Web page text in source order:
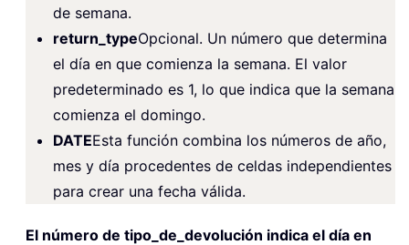
de semana.
return_typeOpcional. Un número que determina
el día en que comienza la semana. El valor
predeterminado es 1, lo que indica que la semana
comienza el domingo.
DATEEsta función combina los números de año,
mes y día procedentes de celdas independientes
para crear una fecha válida.
El número de tipo_de_devolución indica el día en